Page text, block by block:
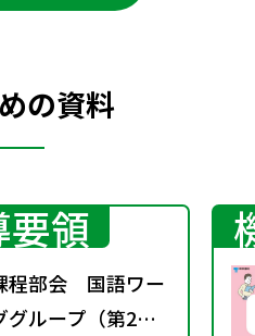
の資料
領
程部会 国語ワー
グループ（第2